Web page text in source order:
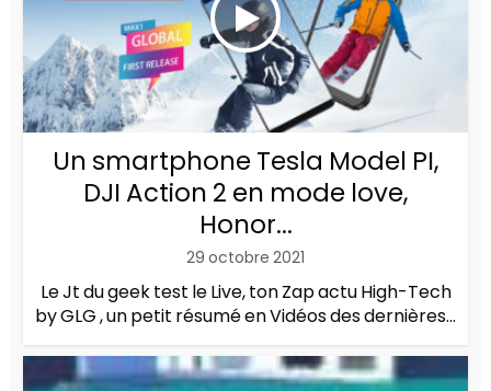
Un smartphone Tesla Model PI,
DJI Action 2 en mode love,
Honor...
29 octobre 2021
Le Jt du geek test le Live, ton Zap actu High-Tech
by GLG , un petit résumé en Vidéos des dernières...